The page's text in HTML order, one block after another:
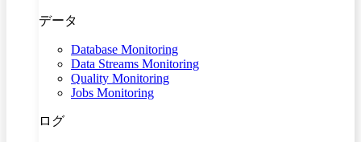
データ
Database Monitoring
Data Streams Monitoring
Quality Monitoring
Jobs Monitoring
ログ